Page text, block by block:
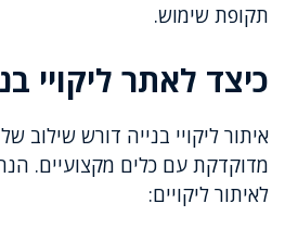
תקופת שימוש.
כיצד לאתר ליקויי
איתור ליקויי בנייה דורש שילוב
מדוקדקת עם כלים מקצועיים.
לאיתור ליקויים: